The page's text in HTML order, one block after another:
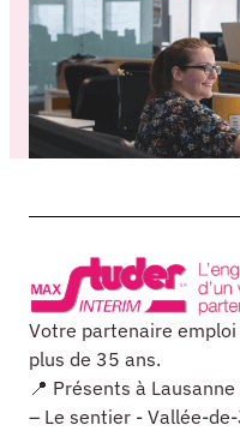
Votre partenaire
plus de 35 ans.
📍 Présents à
– Le sentier - Vallée-